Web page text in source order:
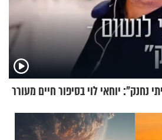
נחנק": יוחאי לוי בסיפור חיים מעורר